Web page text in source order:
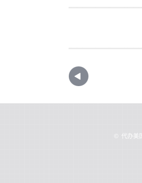
代办美